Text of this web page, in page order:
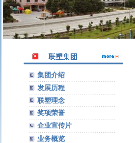
集团介绍
发展历程
联塑理念
奖项荣誉
企业宣传片
业务概览